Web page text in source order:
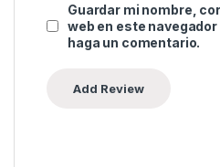
Guardar mi nombre,
web en este
haga un comentario.